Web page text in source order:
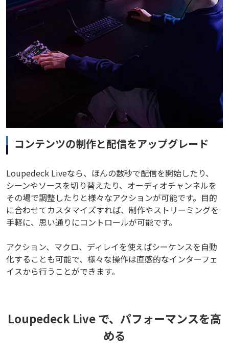
コンテンツの制作と配信をアップグレード
Loupedeck Liveなら、ほんの数秒で配信を開始したり、
シーンやソースを切り替えたり、オーディオチャンネルを
その場で調整したりと様々なアクションが可能です。目的
に合わせてカスタマイズすれば、制作やストリーミングを
手軽に、思い通りにコントロールが可能です。
アクション、マクロ、ディレイを使えばシーケンスを自動
化することも可能で、様々な操作は直感的なインターフェ
イスから行うことができます。
Loupedeck Live で、パフォーマンスを高
める